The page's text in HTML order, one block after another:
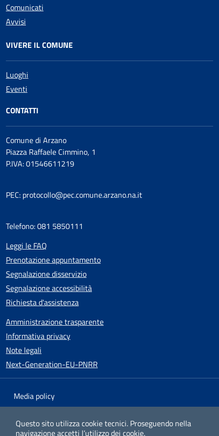
Questo sito utilizza cookie tecnici. Proseguendo nella
navigazione accetti l’utilizzo dei cookie.
Comunicati
Avvisi
VIVERE IL COMUNE
Luoghi
Eventi
CONTATTI
Comune di Arzano
Piazza Raffaele Cimmino, 1
P.IVA: 01546611219
PEC: protocollo@pec.comune.arzano.na.it
Telefono: 081 5850111
Leggi le FAQ
Prenotazione appuntamento
Segnalazione disservizio
Segnalazione accessibilità
Richiesta d'assistenza
Amministrazione trasparente
Informativa privacy
Note legali
Next-Generation-EU-PNRR
Media policy